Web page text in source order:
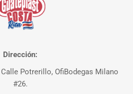
Dirección:
Potrerillo, OfiBodegas Milano
#26.